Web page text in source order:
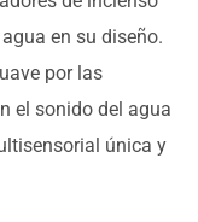
en su diseño.
por las
el sonido del agua
única y